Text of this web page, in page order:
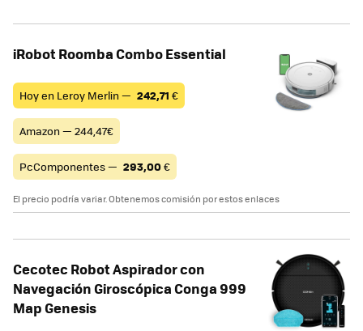
iRobot Roomba Combo Essential
Hoy en Leroy Merlin — 242,71 €
Amazon — 244,47€
PcComponentes — 293,00€
El precio podría variar. Obtenemos comisión por estos enlaces
Cecotec Robot Aspirador con
Navegación Giroscópica Conga 999
Map Genesis